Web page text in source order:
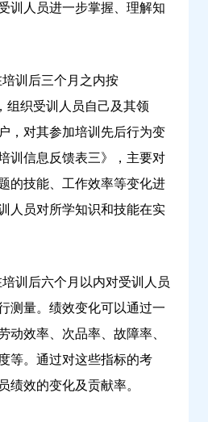
训人员进一步掌握、理解知
训后三个月之内按
组织受训人员自己及其领
，对其参加培训先后行为变
训信息反馈表三》，主要对
的技能、工作效率等变化进
人员对所学知识和技能在实
训后六个月以内对受训人员
测量。绩效变化可以通过一
动效率、次品率、故障率、
等。通过对这些指标的考
绩效的变化及贡献率。